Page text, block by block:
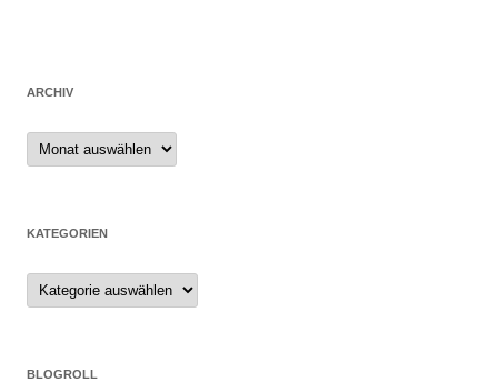
ARCHIV
Archiv
KATEGORIEN
Kategorien
BLOGROLL